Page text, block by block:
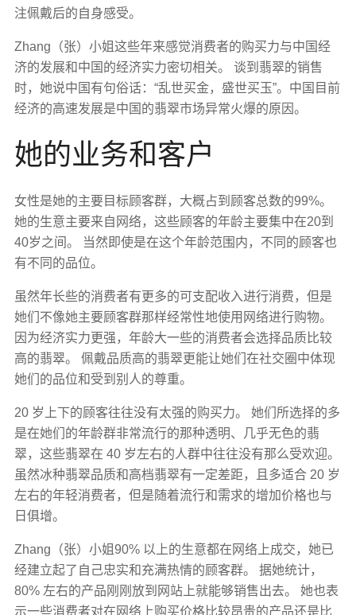
注佩戴后的自身感受。
Zhang（张）小姐这些年来感觉消费者的购买力与中国经
济的发展和中国的经济实力密切相关。 谈到翡翠的销售
时，她说中国有句俗话：“乱世买金，盛世买玉”。中国目前
经济的高速发展是中国的翡翠市场异常火爆的原因。
她的业务和客户
女性是她的主要目标顾客群，大概占到顾客总数的99%。
她的生意主要来自网络，这些顾客的年龄主要集中在20到
40岁之间。 当然即使是在这个年龄范围内，不同的顾客也
有不同的品位。
虽然年长些的消费者有更多的可支配收入进行消费，但是
她们不像她主要顾客群那样经常性地使用网络进行购物。
因为经济实力更强，年龄大一些的消费者会选择品质比较
高的翡翠。 佩戴品质高的翡翠更能让她们在社交圈中体现
她们的品位和受到别人的尊重。
20 岁上下的顾客往往没有太强的购买力。 她们所选择的多
是在她们的年龄群非常流行的那种透明、几乎无色的翡
翠，这些翡翠在 40 岁左右的人群中往往没有那么受欢迎。
虽然冰种翡翠品质和高档翡翠有一定差距，且多适合 20 岁
左右的年轻消费者，但是随着流行和需求的增加价格也与
日俱增。
Zhang（张）小姐90% 以上的生意都在网络上成交，她已
经建立起了自己忠实和充满热情的顾客群。 据她统计，
80% 左右的产品刚刚放到网站上就能够销售出去。 她也表
示一些消费者对在网络上购买价格比较昂贵的产品还是比